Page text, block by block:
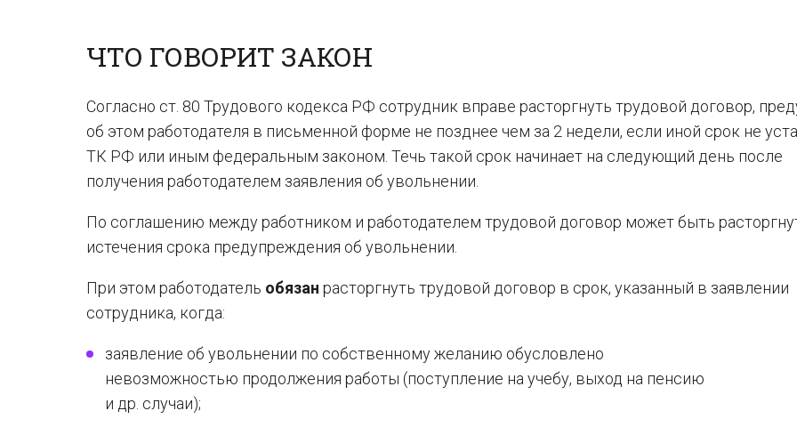
ЧТО ГОВОРИТ ЗАКОН
Согласно ст. 80 Трудового кодекса РФ сотрудник вправе расторгнуть трудовой договор,
об этом работодателя в письменной форме не позднее чем за 2 недели, если иной срок не
ТК РФ или иным федеральным законом. Течь такой срок начинает на следующий день после
получения работодателем заявления об увольнении.
По соглашению между работником и работодателем трудовой договор может быть
истечения срока предупреждения об увольнении.
При этом работодатель обязан расторгнуть трудовой договор в срок, указанный в заявлении
сотрудника, когда:
заявление об увольнении по собственному желанию обусловлено
невозможностью продолжения работы (поступление на учебу, выход на пенсию
и др. случаи);